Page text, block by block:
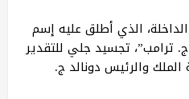
الذي أطلق عليه إسم
ترامب”، تجسيد جلي للتقدير
الملك والرئيس دونالد ج.